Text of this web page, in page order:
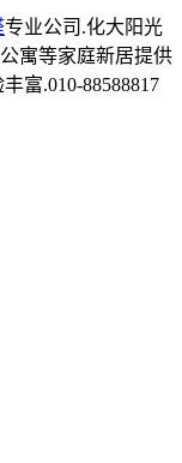
专业公司.化大阳光
寓等家庭新居提供
富.010-88588817